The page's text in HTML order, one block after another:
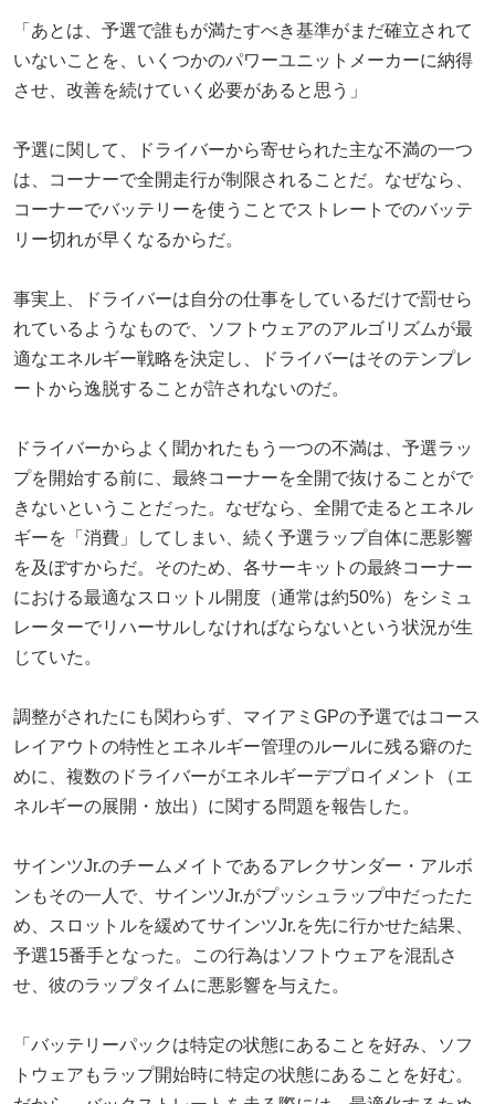
「あとは、予選で誰もが満たすべき基準がまだ確立されて
いないことを、いくつかのパワーユニットメーカーに納得
させ、改善を続けていく必要があると思う」
予選に関して、ドライバーから寄せられた主な不満の一つ
は、コーナーで全開走行が制限されることだ。なぜなら、
コーナーでバッテリーを使うことでストレートでのバッテ
リー切れが早くなるからだ。
事実上、ドライバーは自分の仕事をしているだけで罰せら
れているようなもので、ソフトウェアのアルゴリズムが最
適なエネルギー戦略を決定し、ドライバーはそのテンプレ
ートから逸脱することが許されないのだ。
ドライバーからよく聞かれたもう一つの不満は、予選ラッ
プを開始する前に、最終コーナーを全開で抜けることがで
きないということだった。なぜなら、全開で走るとエネル
ギーを「消費」してしまい、続く予選ラップ自体に悪影響
を及ぼすからだ。そのため、各サーキットの最終コーナー
における最適なスロットル開度（通常は約50%）をシミュ
レーターでリハーサルしなければならないという状況が生
じていた。
調整がされたにも関わらず、マイアミGPの予選ではコース
レイアウトの特性とエネルギー管理のルールに残る癖のた
めに、複数のドライバーがエネルギーデプロイメント（エ
ネルギーの展開・放出）に関する問題を報告した。
サインツJr.のチームメイトであるアレクサンダー・アルボ
ンもその一人で、サインツJr.がプッシュラップ中だったた
め、スロットルを緩めてサインツJr.を先に行かせた結果、
予選15番手となった。この行為はソフトウェアを混乱さ
せ、彼のラップタイムに悪影響を与えた。
「バッテリーパックは特定の状態にあることを好み、ソフ
トウェアもラップ開始時に特定の状態にあることを好む。